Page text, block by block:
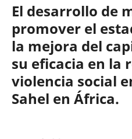
El desarrollo de
promover el
la mejora del
su eficacia en la
violencia social
Sahel en África.